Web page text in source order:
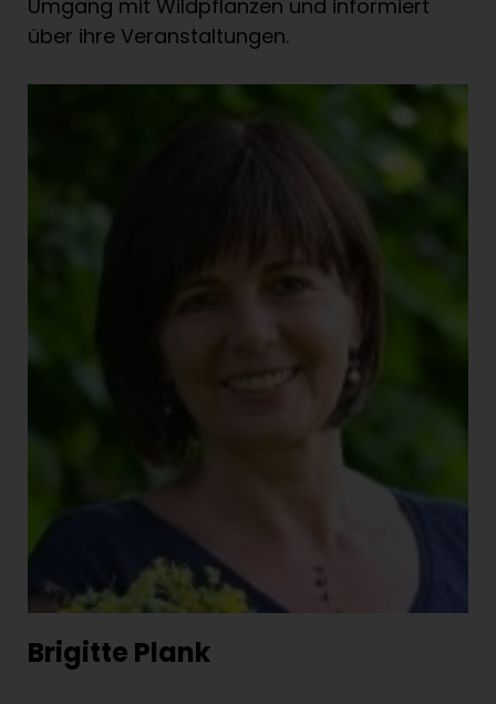
Umgang mit Wildpflanzen und informiert
über ihre Veranstaltungen.
Brigitte Plank